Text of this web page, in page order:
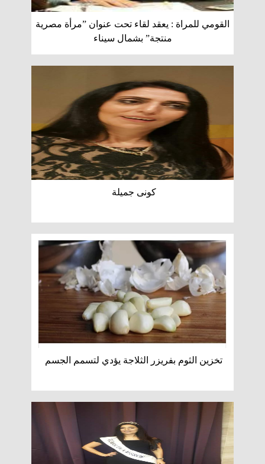
القومي للمراة : يعقد لقاء تحت عنوان ”مرأة مصرية
منتجة” بشمال سيناء
كونى جميلة
تخزين الثوم بفريزر الثلاجة يؤدي لتسمم الجسم